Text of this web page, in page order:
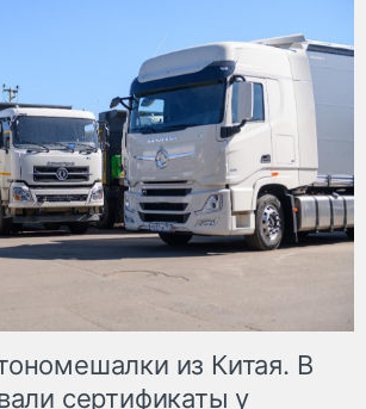
из Китая. В
сертификаты у